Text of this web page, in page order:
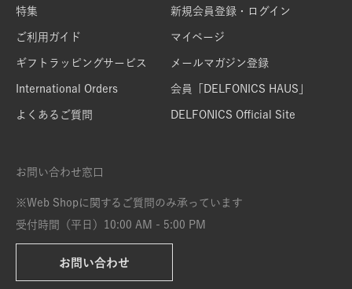
特集
ご利用ガイド
ギフトラッピングサービス
International Orders
よくあるご質問
新規会員登録・ログイン
マイページ
メールマガジン登録
会員「DELFONICS HAUS」
DELFONICS Official Site
お問い合わせ窓口
※Web Shopに関するご質問のみ承っています
受付時間（平日）10:00 AM - 5:00 PM
お問い合わせ